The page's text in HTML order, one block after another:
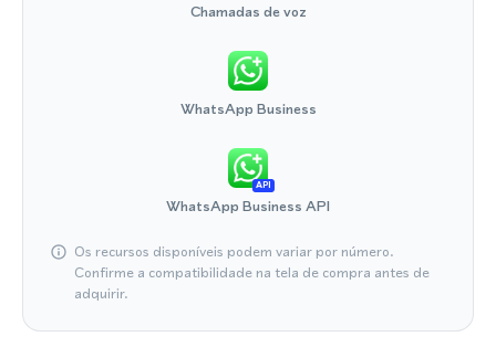
Chamadas de voz
WhatsApp Business
API
WhatsApp Business API
Os recursos disponíveis podem variar por número.
Confirme a compatibilidade na tela de compra antes de
adquirir.